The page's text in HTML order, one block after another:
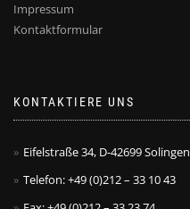
Impressum
Kontaktformular
KONTAKTIERE UNS
Eifelstraße 34, D-42699 Solingen
Telefon: +49 (0)212 – 33 10 43